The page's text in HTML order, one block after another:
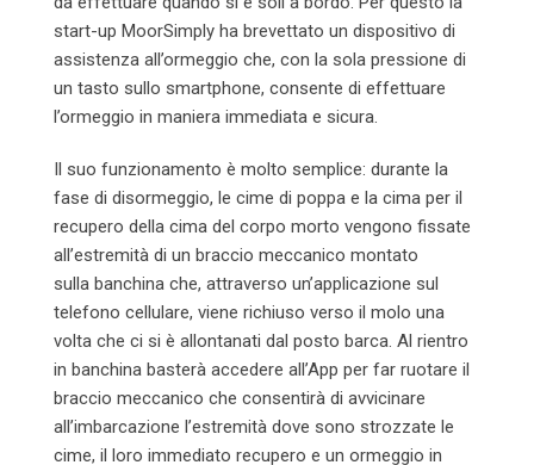
start-up MoorSimply ha brevettato un dispositivo di
assistenza all’ormeggio che, con la sola pressione di
un tasto sullo smartphone, consente di effettuare
l’ormeggio in maniera immediata e sicura.
Il suo funzionamento è molto semplice: durante la
fase di disormeggio, le cime di poppa e la cima per il
recupero della cima del corpo morto vengono fissate
all’estremità di un braccio meccanico montato
sulla banchina che, attraverso un’applicazione sul
telefono cellulare, viene richiuso verso il molo una
volta che ci si è allontanati dal posto barca. Al rientro
in banchina basterà accedere all’App per far ruotare il
braccio meccanico che consentirà di avvicinare
all’imbarcazione l’estremità dove sono strozzate le
cime, il loro immediato recupero e un ormeggio in